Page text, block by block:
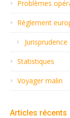
Problèmes
Règlement
Jurisprudence
Statistiques
Voyager malin
Articles récents